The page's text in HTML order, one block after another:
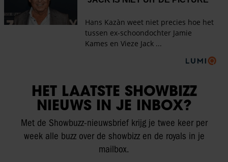
HET LAATSTE SHOWBIZZ
NIEUWS IN JE INBOX?
Met de Showbuzz-nieuwsbrief krijg je twee keer per
week alle buzz over de showbizz en de royals in je
mailbox.